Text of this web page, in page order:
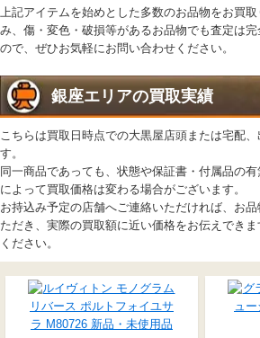
上記アイテムを始めとした多数のお品物をお買
み、傷・変色・破損等があるお品物でも査定は
ので、ぜひお気軽にお問い合わせください。
銀座エリアの買取実績
こちらは買取日時点での大黒屋店頭または宅配
す。
同一商品であっても、状態や保証書・付属品の
によって買取価格は変わる場合がございます。
お持込み予定の店舗へご連絡いただければ、お
ただき、実際の買取額に近い価格をお伝えでき
ください。